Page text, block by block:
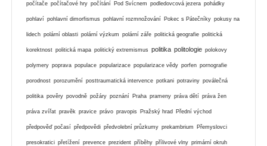
počítače počítačové hry počítání Pod Svícnem podledovcová jezera pohádky
pohlaví pohlavní dimorfismus pohlavní rozmnožování Pokec s Pátečníky pokusy na
lidech polární oblasti polární výzkum polární záře politická geografie politická
korektnost politická mapa politický extremismus politika politologie polokovy
polymery poprava populace popularizace popularizace vědy porfen pornografie
porodnost porozumění posttraumatická intervence potkani potraviny poválečná
politika pověry povodně požáry poznání Praha prameny práva dětí práva žen
práva zvířat pravěk pravice právo pravopis Pražský hrad Přední východ
předpověď počasí předpovědi předvolební průzkumy prekambrium Přemyslovci
presokratici přetížení prevence prezident příběhy přílivové vlny primární okruh